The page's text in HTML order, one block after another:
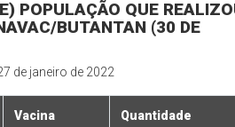
POPULAÇÃO QUE
BUTANTAN (30 DE
de janeiro de 2022
Vacina Quantidade